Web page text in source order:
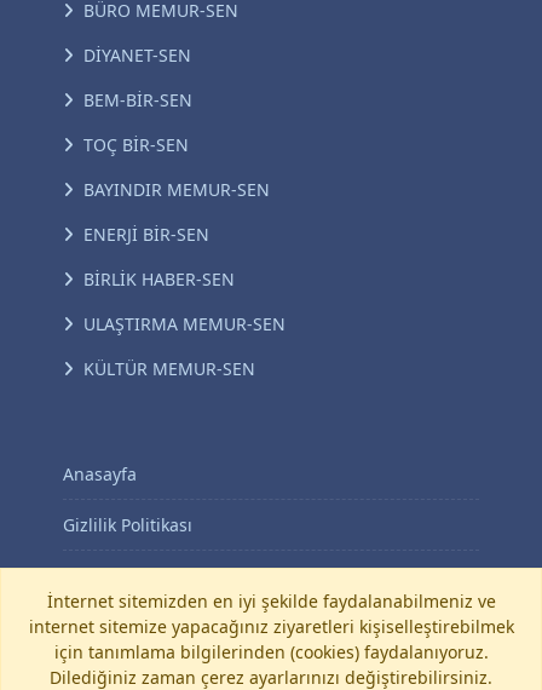
BÜRO MEMUR-SEN
DİYANET-SEN
BEM-BİR-SEN
TOÇ BİR-SEN
BAYINDIR MEMUR-SEN
ENERJİ BİR-SEN
BİRLİK HABER-SEN
ULAŞTIRMA MEMUR-SEN
KÜLTÜR MEMUR-SEN
Anasayfa
Gizlilik Politikası
KVKK Aydınlatma Metni
İletişim
İnternet sitemizden en iyi şekilde faydalanabilmeniz ve
internet sitemize yapacağınız ziyaretleri kişiselleştirebilmek
için tanımlama bilgilerinden (cookies) faydalanıyoruz.
Dilediğiniz zaman çerez ayarlarınızı değiştirebilirsiniz.